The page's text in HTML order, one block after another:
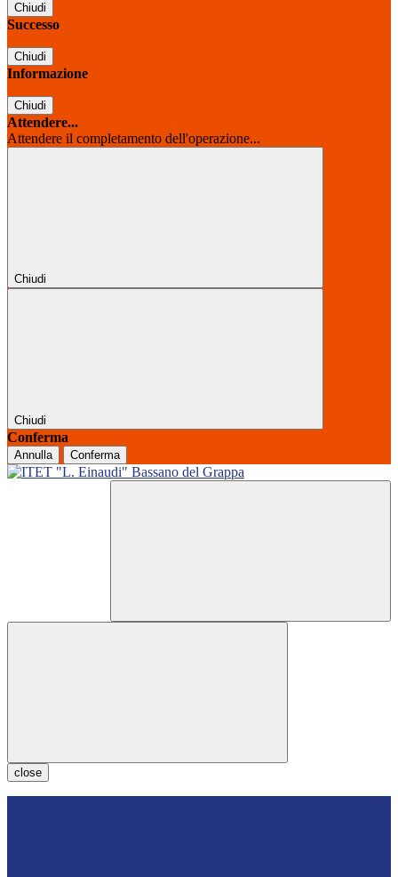
Chiudi
Successo
Chiudi
Informazione
Chiudi
Attendere...
Attendere il completamento dell'operazione...
Chiudi
Chiudi
Conferma
Annulla Conferma
close